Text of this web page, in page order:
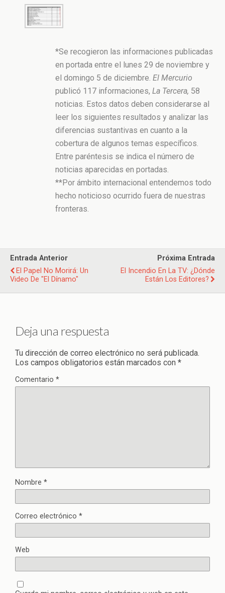
*Se recogieron las informaciones publicadas
en portada entre el lunes 29 de noviembre y
el domingo 5 de diciembre. El Mercurio
publicó 117 informaciones, La Tercera, 58
noticias. Estos datos deben considerarse al
leer los siguientes resultados y analizar las
diferencias sustantivas en cuanto a la
cobertura de algunos temas específicos.
Entre paréntesis se indica el número de
noticias aparecidas en portadas.
**Por ámbito internacional entendemos todo
hecho noticioso ocurrido fuera de nuestras
fronteras.
Entrada Anterior
El Papel No Morirá: Un
Video De "El Dínamo"
Próxima Entrada
El Incendio En La TV: ¿dónde
Están Los Editores?
Deja una respuesta
Tu dirección de correo electrónico no será publicada.
Los campos obligatorios están marcados con *
Comentario *
Nombre *
Correo electrónico *
Web